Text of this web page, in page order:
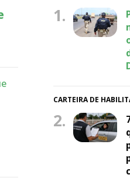
1.
CARTEIRA DE
2.